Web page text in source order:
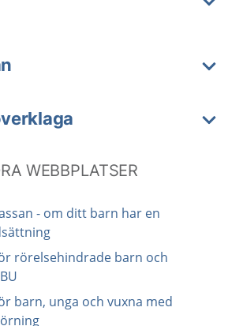
WEBBPLATSER
- om ditt barn har en
rörelsehindrade barn och
barn, unga och vuxna med